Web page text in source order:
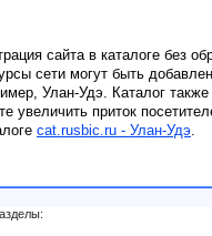
сайта в каталоге без
сети могут быть
Улан-Удэ. Каталог
увеличить приток
cat.rusbic.ru - Улан-Удэ.